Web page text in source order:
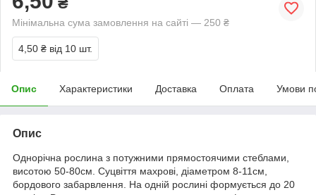
Мінімальна сума замовлення на сайті — 250 ₴
4,50 ₴ від 10 шт.
Опис Характеристики Доставка Оплата Умови
Опис
Однорічна рослина з потужними прямостоячими стеблами,
висотою 50-80см. Суцвіття махрові, діаметром 8-11см,
бордового забарвлення. На одній рослині формується до 20